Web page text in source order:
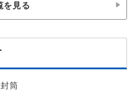
を見る
筒